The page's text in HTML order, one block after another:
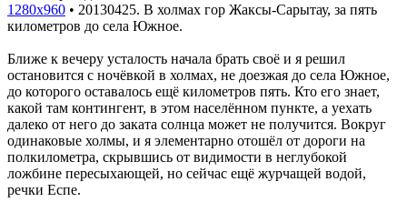
1280x960 • 20130425. В холмах гор Жаксы-Сарытау, за пять
километров до села Южное.
Ближе к вечеру усталость начала брать своё и я решил
остановится с ночёвкой в холмах, не доезжая до села Южное,
до которого оставалось ещё километров пять. Кто его знает,
какой там контингент, в этом населённом пункте, а уехать
далеко от него до заката солнца может не получится. Вокруг
одинаковые холмы, и я элементарно отошёл от дороги на
полкилометра, скрывшись от видимости в неглубокой
ложбине пересыхающей, но сейчас ещё журчащей водой,
речки Еспе.